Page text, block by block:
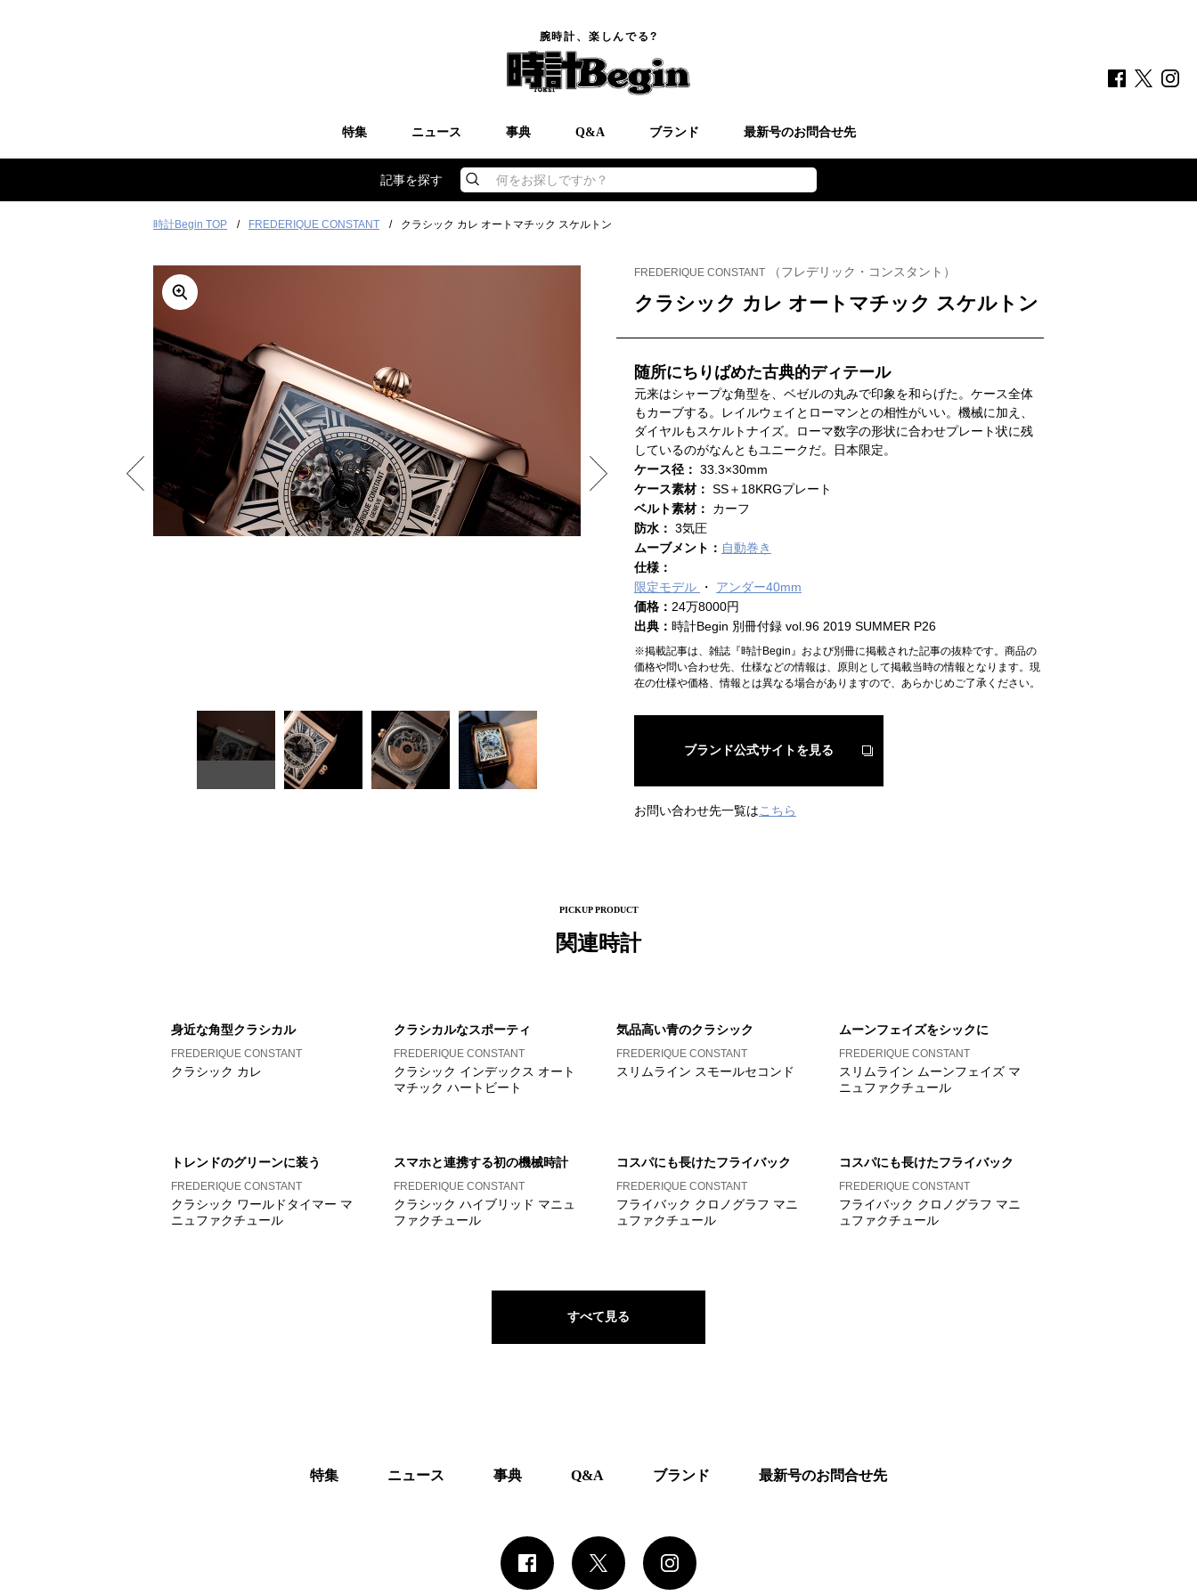
腕時計、楽しんでる?
特集 ニュース 事典 Q&A ブランド 最新号のお問合せ先
記事を探す 何をお探しですか？
時計Begin TOP FREDERIQUE CONSTANT クラシック カレ オートマチック スケルトン
FREDERIQUE CONSTANT （フレデリック・コンスタント）
クラシック カレ オートマチック スケルトン
随所にちりばめた古典的ディテール
元来はシャープな角型を、ベゼルの丸みで印象を和らげた。ケース全体
もカーブする。レイルウェイとローマンとの相性がいい。機械に加え、
ダイヤルもスケルトナイズ。ローマ数字の形状に合わせプレート状に残
しているのがなんともユニークだ。日本限定。
ケース径： 33.3×30mm
ケース素材： SS＋18KRGプレート
ベルト素材： カーフ
防水： 3気圧
ムーブメント： 自動巻き
仕様：
限定モデル
アンダー40mm
価格： 24万8000円
出典： 時計Begin 別冊付録 vol.96 2019 SUMMER P26
※掲載記事は、雑誌『時計Begin』および別冊に掲載された記事の抜粋です。商品の
価格や問い合わせ先、仕様などの情報は、原則として掲載当時の情報となります。現
在の仕様や価格、情報とは異なる場合がありますので、あらかじめご了承ください。
ブランド公式サイトを見る
お問い合わせ先一覧はこちら
PICKUP PRODUCT
関連時計
身近な角型クラシカル
FREDERIQUE CONSTANT
クラシック カレ
クラシカルなスポーティ
FREDERIQUE CONSTANT
クラシック インデックス オート
マチック ハートビート
気品高い青のクラシック
FREDERIQUE CONSTANT
スリムライン スモールセコンド
ムーンフェイズをシックに
FREDERIQUE CONSTANT
スリムライン ムーンフェイズ マ
ニュファクチュール
トレンドのグリーンに装う
FREDERIQUE CONSTANT
クラシック ワールドタイマー マ
ニュファクチュール
スマホと連携する初の機械時計
FREDERIQUE CONSTANT
クラシック ハイブリッド マニュ
ファクチュール
コスパにも長けたフライバック
FREDERIQUE CONSTANT
フライバック クロノグラフ マニ
ュファクチュール
コスパにも長けたフライバック
FREDERIQUE CONSTANT
フライバック クロノグラフ マニ
ュファクチュール
すべて見る
特集 ニュース 事典 Q&A ブランド 最新号のお問合せ先